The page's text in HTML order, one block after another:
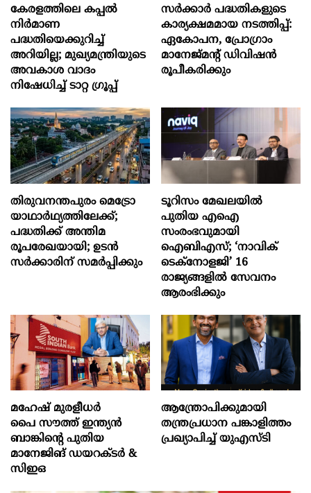
കേരളത്തിലെ കപ്പൽ
നിർമാണ
പദ്ധതിയെക്കുറിച്ച്
അറിയില്ല; മുഖ്യമന്ത്രിയുടെ
അവകാശ വാദം
നിഷേധിച്ച് ടാറ്റ ഗ്രൂപ്പ്
സര്‍ക്കാര്‍ പദ്ധതികളുടെ
കാര്യക്ഷമമായ നടത്തിപ്പ്:
ഏകോപന, പ്രോഗ്രാം
മാനേജ്മന്‍റ് ഡിവിഷന്‍
രൂപീകരിക്കും
തിരുവനന്തപുരം മെട്രോ
യാഥാർഥ്യത്തിലേക്ക്;
പദ്ധതിക്ക് അന്തിമ
രൂപരേഖയായി; ഉടൻ
സർക്കാരിന് സമർപ്പിക്കും
ടൂറിസം മേഖലയിൽ
പുതിയ എഐ
സംരംഭവുമായി
ഐബിഎസ്; ‘നാവിക്
ടെക്‌നോളജി’ 16
രാജ്യങ്ങളിൽ സേവനം
ആരംഭിക്കും
മഹേഷ് മുരളീധർ
പൈ സൗത്ത് ഇന്ത്യൻ
ബാങ്കിന്റെ പുതിയ
മാനേജിങ് ഡയറക്ടർ &
സിഇഒ
ആന്ത്രോപിക്കുമായി
തന്ത്രപ്രധാന പങ്കാളിത്തം
പ്രഖ്യാപിച്ച് യു‌എസ്‌ടി